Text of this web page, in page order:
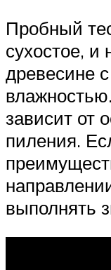
Пробный
сухостое, и
древесине
зависит от
пиления.
выполнять